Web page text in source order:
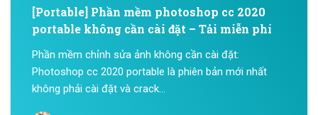
[Portable] Phần mềm photoshop cc 2020
portable không cần cài đặt – Tải miễn phí
Phần mềm chỉnh sửa ảnh không cần cài đặt:
Photoshop cc 2020 portable là phiên bản mới nhất
không phải cài đặt và crack...